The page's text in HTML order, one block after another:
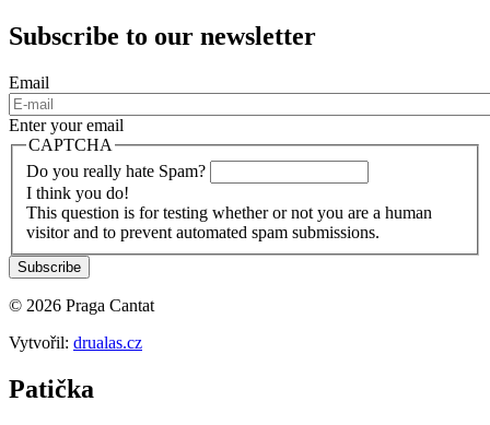
Subscribe to our newsletter
Email
Enter your email
CAPTCHA
Do you really hate Spam?
I think you do!
This question is for testing whether or not you are a human
visitor and to prevent automated spam submissions.
© 2026 Praga Cantat
Vytvořil: drualas.cz
Patička